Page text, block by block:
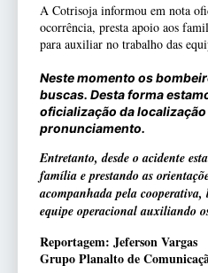
A Cotrisoja informou em nota
ocorrência, presta apoio aos
para auxiliar no trabalho das
Neste momento os
buscas. Desta forma
oficialização da
pronunciamento.
Entretanto, desde o acidente
família e prestando as
acompanhada pela cooperativa,
equipe operacional auxiliando
Reportagem: Jeferson Vargas
Grupo Planalto de